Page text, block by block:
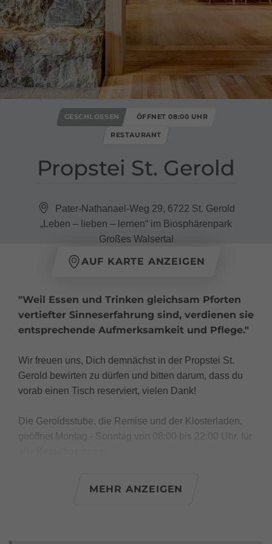
Propstei St​.​ Gerold
GESCHLOSSEN ÖFFNET 08:00 UHR
RESTAURANT
Pater-Nathanael-Weg 29, 6722 St. Gerold
„Leben – lieben – lernen“ im Biosphärenpark
Großes Walsertal
AUF KARTE ANZEIGEN
"Weil Essen und Trinken gleichsam Pforten
vertiefter Sinneserfahrung sind, verdienen sie
entsprechende Aufmerksamkeit und Pflege."
Wir freuen uns, Dich demnächst in der Propstei St.
Gerold bewirten zu dürfen und bitten darum, dass du
vorab einen Tisch reserviert, vielen Dank!
Die Geroldsstube, die Remise und der Klosterladen,
geöffnet Montag - Sonntag von 08:00 bis 22:00 Uhr, für
MEHR ANZEIGEN